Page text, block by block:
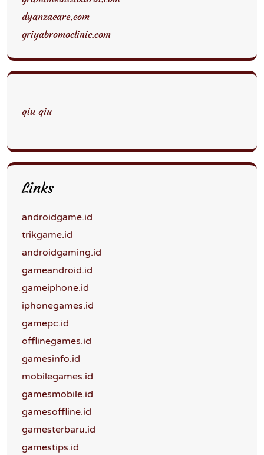
dyanzacare.com
griyabromoclinic.com
qiu qiu
Links
androidgame.id
trikgame.id
androidgaming.id
gameandroid.id
gameiphone.id
iphonegames.id
gamepc.id
offlinegames.id
gamesinfo.id
mobilegames.id
gamesmobile.id
gamesoffline.id
gamesterbaru.id
gamestips.id